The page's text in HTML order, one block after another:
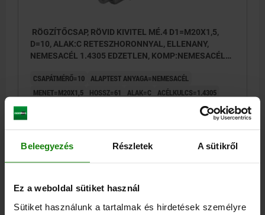
Beleegyezés Részletek A sütikről
Ez a weboldal sütiket használ
Sütiket használunk a tartalmak és hirdetések személyre
RÖGZÍTŐCSAP, RÖVID KIVITEL MÉ.4 D1=M20X1,5,
D=10, ALAK:C RETESZHORONNYAL, ELLENANY,
NEMESACÉL 1.4305 EDZETLEN, KOMP:NEMESACÉL
CSAPÁTMÉRŐ=10 ALAPTEST ANYAGA=NEMESACÉL
MENET=M20X1,5
HOSSZ=61 ALAK=C
ACÉLKULCS=1.4305
RUGÓERŐ, KEZDETI F1 KB. N=15
RUGÓERŐ, VÉGSŐ F2 KB. N=32
hozzáértve Áfa
RÉSZLETEK